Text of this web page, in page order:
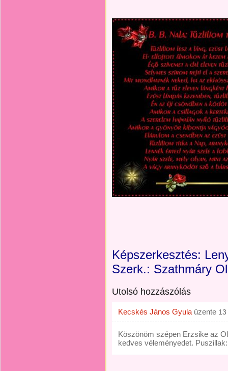
Képszerkesztés:
Szerk.: Szathmáry
Utolsó hozzászólás
Kecskés János Gyula üzente
Köszönöm szépen Erzsike az
kedves véleményedet.